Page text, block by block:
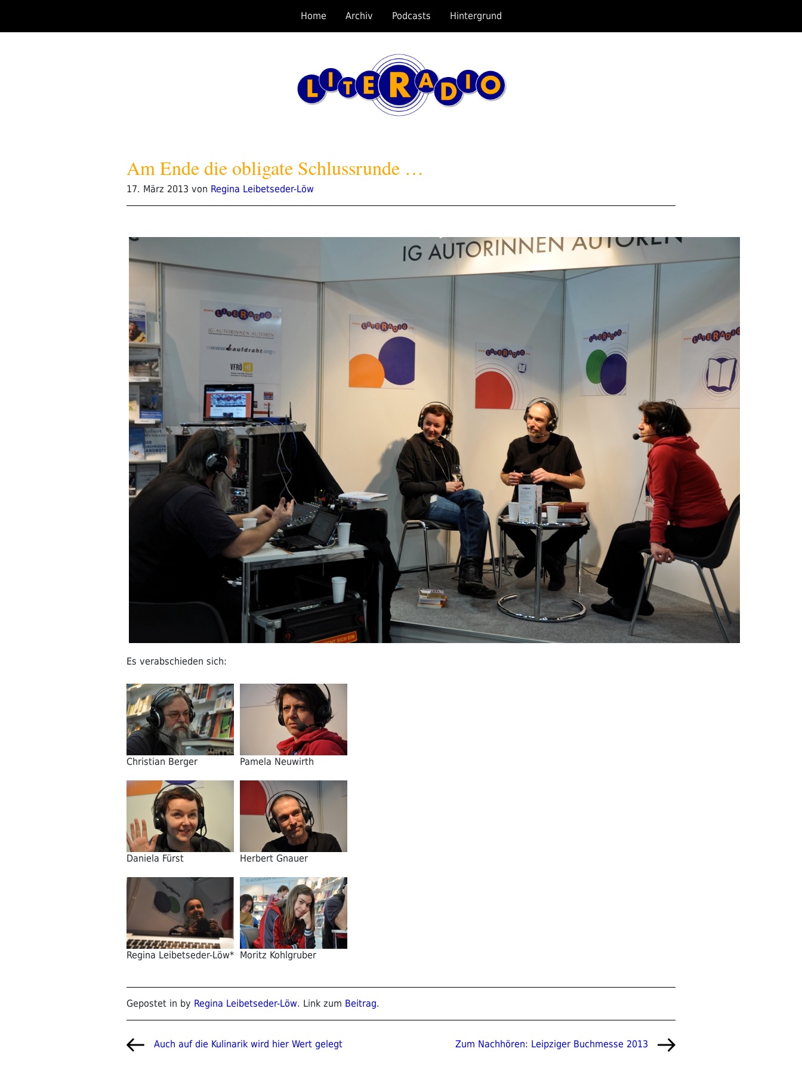
springen
Home Archiv Podcasts Hintergrund
Am Ende die obligate Schlussrunde …
17. März 2013 Veröffentlicht
von Regina Leibetseder-Löw
Es verabschieden sich:
Christian Berger Pamela Neuwirth
Daniela Fürst Herbert Gnauer
Regina Leibetseder-Löw* Moritz Kohlgruber
Gepostet in by Regina Leibetseder-Löw. Link zum Beitrag.
Beitragsnavigation
BeitragAuch auf die Kulinarik wird hier Wert gelegt
Beitrag
Zum Nachhören: Leipziger Buchmesse 2013